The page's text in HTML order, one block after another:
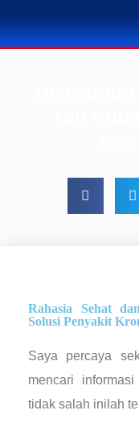
Rahasia Sehat
Solusi Penyakit
Saya percaya
mencari
tidak salah inilah